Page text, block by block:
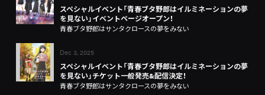
スペシャルイベント「青春ブタ野郎はイルミネーションの夢
を見ない」イベントページオープン！
青春ブタ野郎はサンタクロースの夢をみない
Dec 3, 2025
スペシャルイベント「青春ブタ野郎はイルミネーションの夢
を見ない」チケット一般発売&配信決定！
青春ブタ野郎はサンタクロースの夢をみない